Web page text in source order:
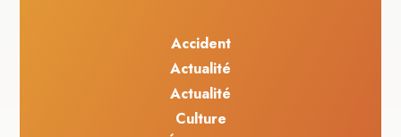
Accident
Actualité
Actualité
Culture